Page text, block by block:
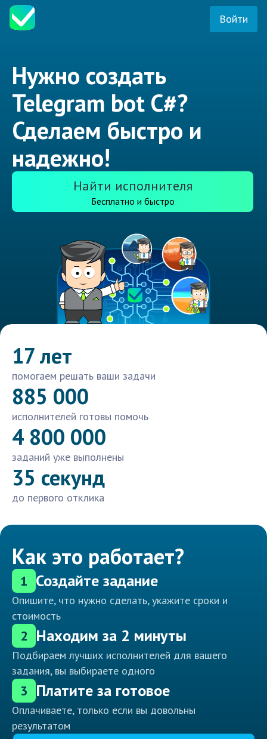
Войти
Нужно создать
Telegram bot C#?
Сделаем быстро и
надежно!
Найти исполнителя
Бесплатно и быстро
17 лет
помогаем решать ваши задачи
885 000
исполнителей готовы помочь
4 800 000
заданий уже выполнены
35 секунд
до первого отклика
Как это работает?
1 Создайте задание
Опишите, что нужно сделать, укажите сроки и
стоимость
2 Находим за 2 минуты
Подбираем лучших исполнителей для вашего
задания, вы выбираете одного
3 Платите за готовое
Оплачиваете, только если вы довольны
результатом